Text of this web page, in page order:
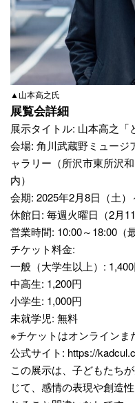
▲山本高之氏
展覧会詳細
展示タイトル: 山本高之「
会場: 角川武蔵野ミュージ
ャラリー（所沢市東所沢
内）
会期: 2025年2月8日（土）
休館日: 毎週火曜日（2月
営業時間: 10:00～18:00（
チケット料金:
一般（大学生以上）:
中高生: 1,200円
小学生: 1,000円
未就学児: 無料
※チケットはオンラインま
公式サイト: https://
この展示は、子どもたち
じて、感情の表現や創造